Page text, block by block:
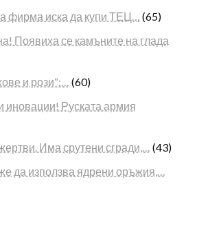
фирма иска да купи ТЕЦ… (65)
Появиха се камъните на глада
и рози“:… (60)
иновации! Руската армия
Има срутени сгради,… (43)
да използва ядрени оръжия,…